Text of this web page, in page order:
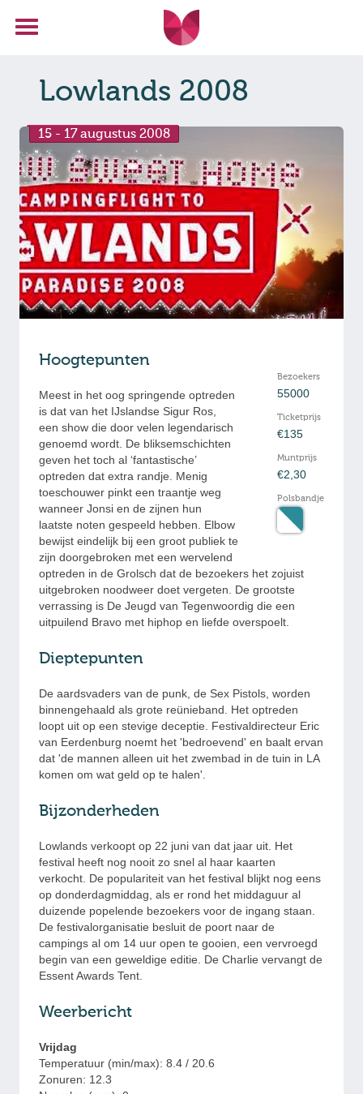
Lowlands 2008
15 - 17 augustus 2008
Bezoekers
55000
Ticketprijs
€135
Muntprijs
€2,30
Polsbandje
Hoogtepunten
Meest in het oog springende optreden
is dat van het IJslandse Sigur Ros,
een show die door velen legendarisch
genoemd wordt. De bliksemschichten
geven het toch al ‘fantastische’
optreden dat extra randje. Menig
toeschouwer pinkt een traantje weg
wanneer Jonsi en de zijnen hun
laatste noten gespeeld hebben. Elbow
bewijst eindelijk bij een groot publiek te
zijn doorgebroken met een wervelend
optreden in de Grolsch dat de bezoekers het zojuist
uitgebroken noodweer doet vergeten. De grootste
verrassing is De Jeugd van Tegenwoordig die een
uitpuilend Bravo met hiphop en liefde overspoelt.
Dieptepunten
De aardsvaders van de punk, de Sex Pistols, worden
binnengehaald als grote reünieband. Het optreden
loopt uit op een stevige deceptie. Festivaldirecteur Eric
van Eerdenburg noemt het 'bedroevend' en baalt ervan
dat 'de mannen alleen uit het zwembad in de tuin in LA
komen om wat geld op te halen'.
Bijzonderheden
Lowlands verkoopt op 22 juni van dat jaar uit. Het
festival heeft nog nooit zo snel al haar kaarten
verkocht. De populariteit van het festival blijkt nog eens
op donderdagmiddag, als er rond het middaguur al
duizende popelende bezoekers voor de ingang staan.
De festivalorganisatie besluit de poort naar de
campings al om 14 uur open te gooien, een vervroegd
begin van een geweldige editie. De Charlie vervangt de
Essent Awards Tent.
Weerbericht
Vrijdag
Temperatuur (min/max): 8.4 / 20.6
Zonuren: 12.3